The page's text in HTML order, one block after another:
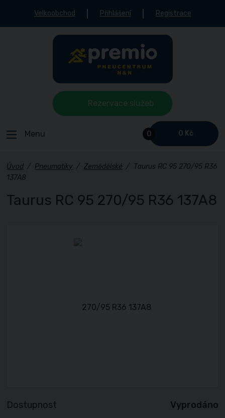
Velkoobchod Přihlášení Registrace
0 0 Kč
Menu
Rezervace služeb
Úvod / Pneumatiky / Zemědělské / Taurus RC 95 270/95 R36
137A8
Taurus RC 95 270/95 R36 137A8
Dostupnost Vyprodáno